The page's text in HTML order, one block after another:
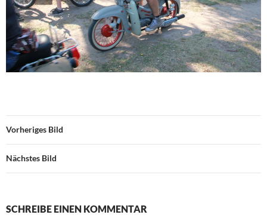
Vorheriges Bild
Nächstes Bild
SCHREIBE EINEN KOMMENTAR